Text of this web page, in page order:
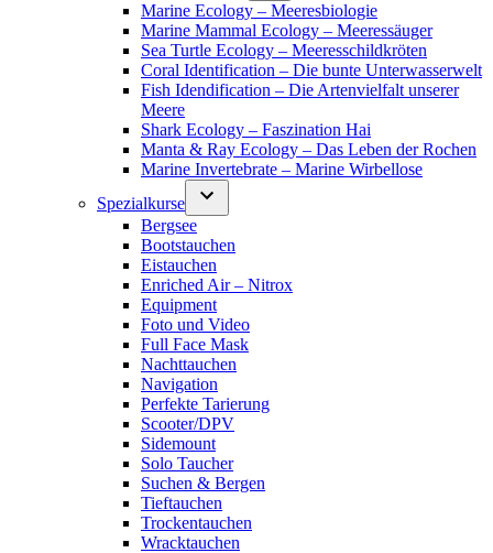
Marine Ecology – Meeresbiologie
Marine Mammal Ecology – Meeressäuger
Sea Turtle Ecology – Meeresschildkröten
Coral Identification – Die bunte Unterwasserwelt
Fish Idendification – Die Artenvielfalt unserer
Meere
Shark Ecology – Faszination Hai
Manta & Ray Ecology – Das Leben der Rochen
Marine Invertebrate – Marine Wirbellose
Spezialkurse
Bergsee
Bootstauchen
Eistauchen
Enriched Air – Nitrox
Equipment
Foto und Video
Full Face Mask
Nachttauchen
Navigation
Perfekte Tarierung
Scooter/DPV
Sidemount
Solo Taucher
Suchen & Bergen
Tieftauchen
Trockentauchen
Wracktauchen